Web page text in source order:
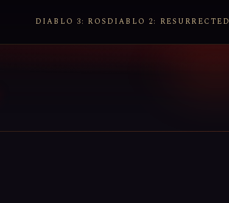
DIABLO 3: ROS DIABLO 2: RESURRECTED